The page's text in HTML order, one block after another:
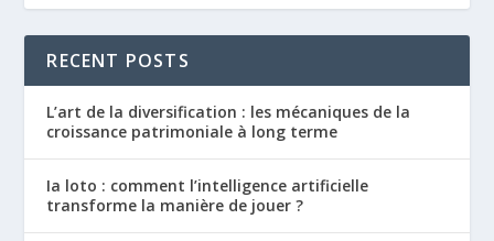
RECENT POSTS
L’art de la diversification : les mécaniques de la
croissance patrimoniale à long terme
Ia loto : comment l’intelligence artificielle
transforme la manière de jouer ?